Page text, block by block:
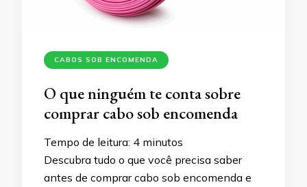
CABOS SOB ENCOMENDA
O que ninguém te conta sobre
comprar cabo sob encomenda
Tempo de leitura: 4 minutos
Descubra tudo o que você precisa saber
antes de comprar cabo sob encomenda e